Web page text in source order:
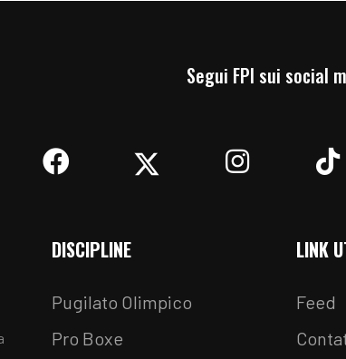
Segui FPI sui social
DISCIPLINE
Pugilato Olimpico
Pro Boxe
LINK
Feed